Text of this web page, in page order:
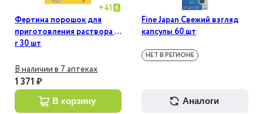
+41
Фертина порошок для
приготовления раствора 3
г 30 шт
В наличии в 7 аптеках
1 371 ₽
в корзину
Fine Japan Свежий взгляд
капсулы 60 шт
НЕТ В РЕГИОНЕ
аналоги